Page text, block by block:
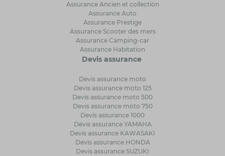
Assurance Ancien et collection
Assurance Auto
Assurance Prestige
Assurance Scooter des mers
Assurance Camping-car
Assurance Habitation
Devis assurance
Devis assurance moto
Devis assurance moto 125
Devis assurance moto 500
Devis assurance moto 750
Devis assurance 1000
Devis assurance YAMAHA
Devis assurance KAWASAKI
Devis assurance HONDA
Devis assurance SUZUKI